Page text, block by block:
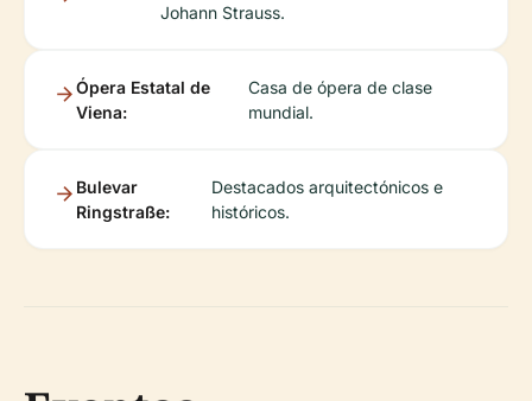
Johann Strauss.
Ópera Estatal de
Viena:
Casa de ópera de clase
mundial.
Bulevar
Ringstraße:
Destacados arquitectónicos e
históricos.